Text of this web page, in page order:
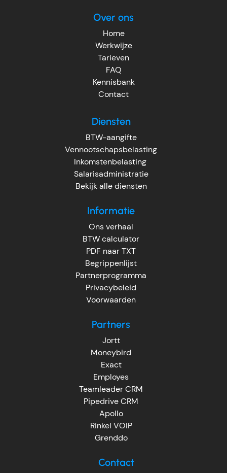
Over ons
Home
Werkwijze
Tarieven
FAQ
Kennisbank
Contact
Diensten
BTW-aangifte
Vennootschapsbelasting
Inkomstenbelasting
Salarisadministratie
Bekijk alle diensten
Informatie
Ons verhaal
BTW calculator
PDF naar TXT
Begrippenlijst
Partnerprogramma
Privacybeleid
Voorwaarden
Partners
Jortt
Moneybird
Exact
Employes
Teamleader CRM
Pipedrive CRM
Apollo
Rinkel VOIP
Grenddo
Contact